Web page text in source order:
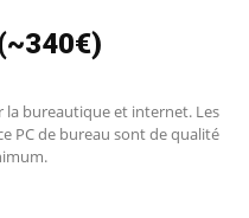
la bureautique et internet. Les
PC de bureau sont de qualité